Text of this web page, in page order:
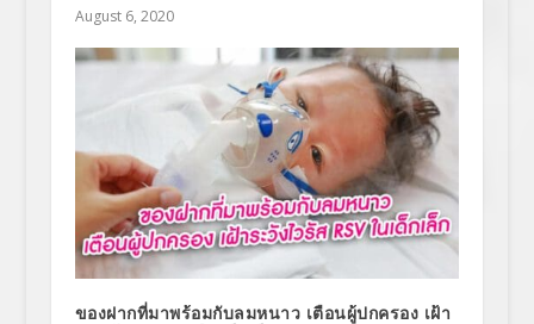
August 6, 2020
ของฝากที่มาพร้อมกับลมหนาว เตือนผู้ปกครอง เฝ้า